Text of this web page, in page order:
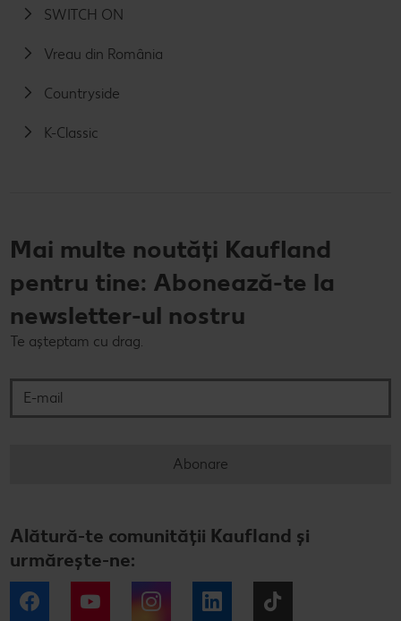
SWITCH ON
Vreau din România
Countryside
K-Classic
Mai multe noutăți Kaufland
pentru tine: Abonează-te la
newsletter-ul nostru
Te așteptam cu drag.
Abonare
Alătură-te comunității Kaufland și
urmărește-ne:
Facebook YouTube Instagram LinkedIn